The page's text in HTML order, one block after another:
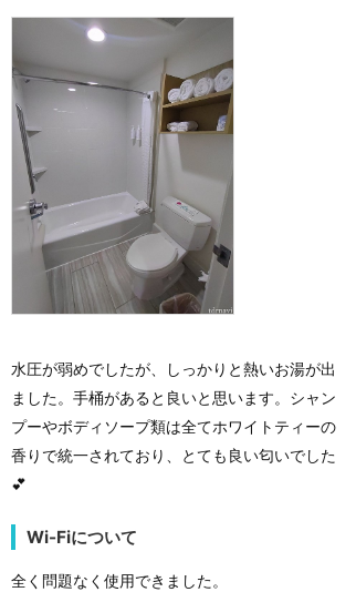
水圧が弱めでしたが、しっかりと熱いお湯が出
ました。手桶があると良いと思います。シャン
プーやボディソープ類は全てホワイトティーの
香りで統一されており、とても良い匂いでした
💕
Wi-Fiについて
全く問題なく使用できました。